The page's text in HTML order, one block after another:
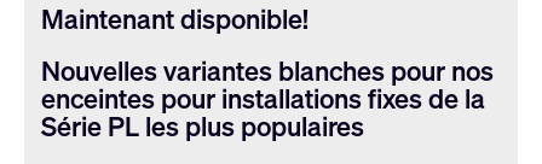
Maintenant disponible!
Nouvelles variantes blanches pour nos
enceintes pour installations fixes de la
Série PL les plus populaires